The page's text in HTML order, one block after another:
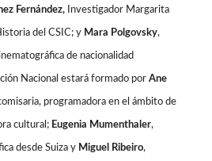
Fernández, Investigador Margarita
del CSIC; y Mara Polgovsky,
de nacionalidad
Nacional estará formado por Ane
programadora en el ámbito de
cultural; Eugenia Mumenthaler,
desde Suiza y Miguel Ribeiro,